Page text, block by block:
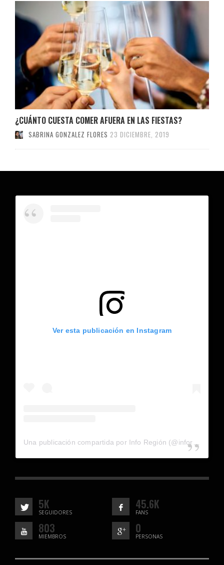
¿CUÁNTO CUESTA COMER AFUERA EN LAS FIESTAS?
SABRINA GONZALEZ FLORES 23 DICIEMBRE, 2019
Ver esta publicación en Instagram
Una publicación compartida por Info Región (@inforegion_redes)
5K
SEGUIDORES
45.6K
FANS
803
MIEMBROS
0
PERSONAS